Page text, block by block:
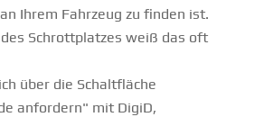
Ihrem Fahrzeug zu finden ist.
Schrottplatzes weiß das oft
über die Schaltfläche
anfordern" mit DigiD,